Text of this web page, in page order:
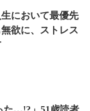
において最優先
欲に、ストレス